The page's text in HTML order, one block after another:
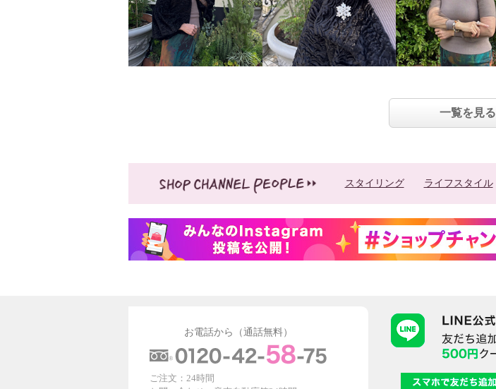
一覧を見る
スタイリング ライフスタイル
お電話から（通話無料）
ご注文：24時間